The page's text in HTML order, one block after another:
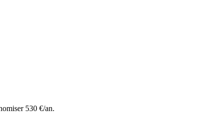
530 €/an.